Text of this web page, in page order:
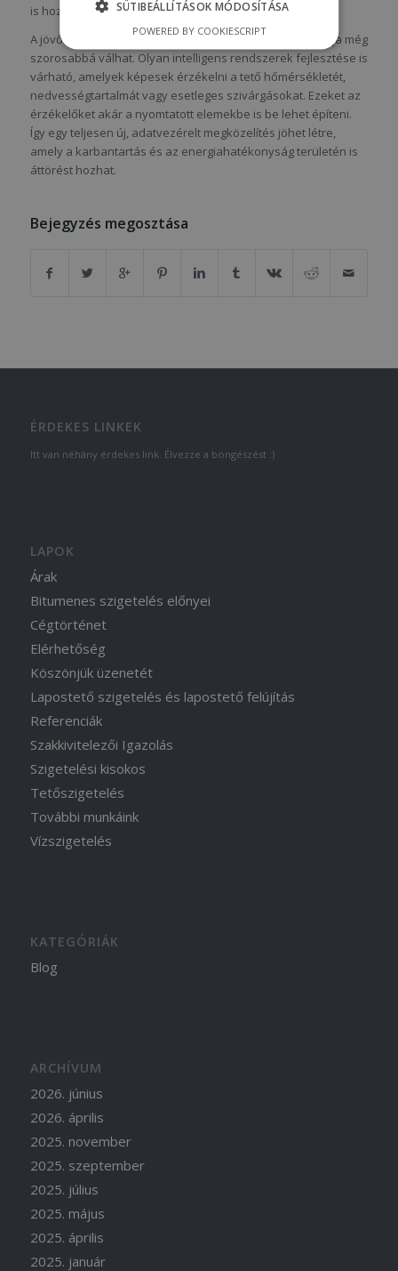
is hozhat.
A jövőben a 3D nyomtatás és a tetőszigetelés integrációja még
szorosabbá válhat. Olyan intelligens rendszerek fejlesztése is
várható, amelyek képesek érzékelni a tető hőmérsékletét,
nedvességtartalmát vagy esetleges szivárgásokat. Ezeket az
érzékelőket akár a nyomtatott elemekbe is be lehet építeni.
Így egy teljesen új, adatvezérelt megközelítés jöhet létre,
amely a karbantartás és az energiahatékonyság területén is
áttörést hozhat.
Bejegyzés megosztása
ÉRDEKES LINKEK
Itt van néhány érdekes link. Élvezze a böngészést :)
LAPOK
Árak
Bitumenes szigetelés előnyei
Cégtörténet
Elérhetőség
Köszönjük üzenetét
Lapostető szigetelés és lapostető felújítás
Referenciák
Szakkivitelezői Igazolás
Szigetelési kisokos
Tetőszigetelés
További munkáink
Vízszigetelés
KATEGÓRIÁK
Blog
ARCHÍVUM
2026. június
2026. április
2025. november
2025. szeptember
2025. július
2025. május
2025. április
2025. január
SÜTIBEÁLLÍTÁSOK MÓDOSÍTÁSA
POWERED BY COOKIESCRIPT